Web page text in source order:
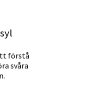
förstå
svåra